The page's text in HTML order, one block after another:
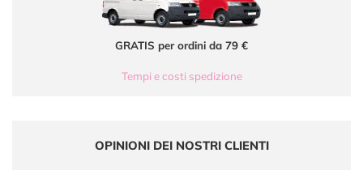
GRATIS per ordini da 79 €
Tempi e costi spedizione
OPINIONI DEI NOSTRI CLIENTI